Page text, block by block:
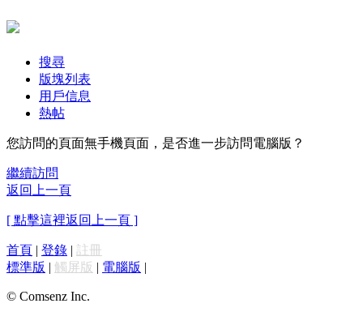
搜尋
版塊列表
用戶信息
熱帖
您訪問的頁面無手機頁面，是否進一步訪問電腦版？
繼續訪問
返回上一頁
[ 點擊這裡返回上一頁 ]
首頁 | 登錄 | 註冊
標準版 | 觸屏版 | 電腦版 |
© Comsenz Inc.